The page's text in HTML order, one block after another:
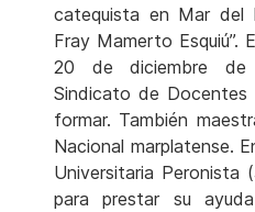
catequista en Mar del
Fray Mamerto Esquiú”.
20 de diciembre de
Sindicato de Docentes
formar. También
Nacional marplatense.
Universitaria Peronista
para prestar su